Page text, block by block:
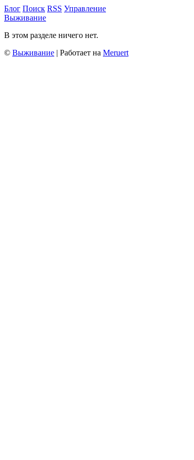
Блог Поиск RSS Управление
Выживание
В этом разделе ничего нет.
© Выживание | Работает на Meruert